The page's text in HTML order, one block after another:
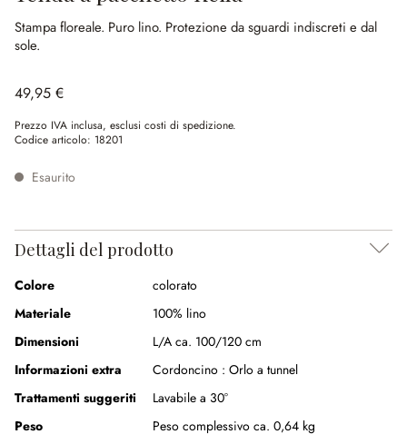
Stampa floreale. Puro lino. Protezione da sguardi indiscreti e dal
sole.
49,95 €
Prezzo IVA inclusa, esclusi costi di spedizione.
Codice articolo: 18201
Esaurito
Dettagli del prodotto
Colore
colorato
Materiale
100% lino
Dimensioni
L/A ca. 100/120 cm
Informazioni extra
Cordoncino : Orlo a tunnel
Trattamenti suggeriti
Lavabile a 30°
Peso
Peso complessivo ca. 0,64 kg